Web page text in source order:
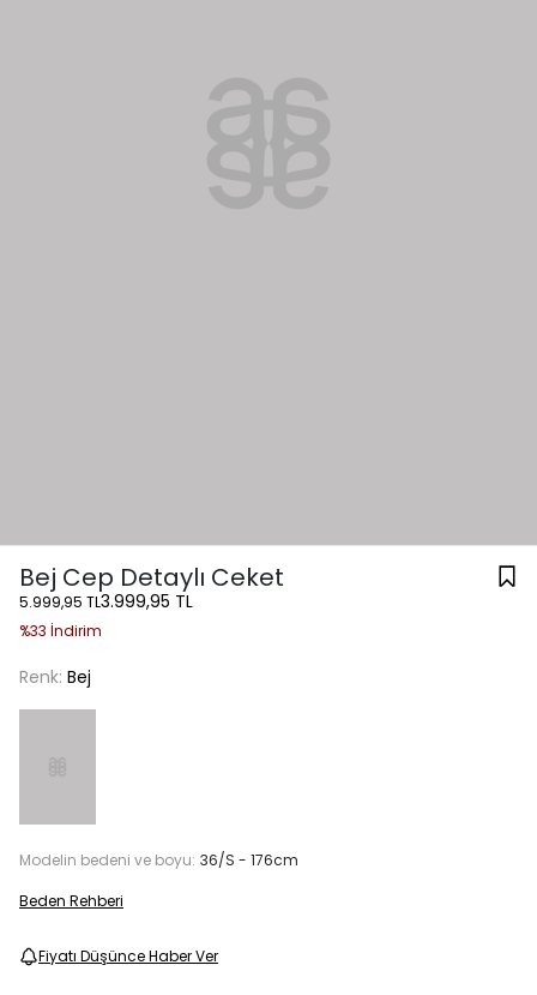
Bej Cep Detaylı Ceket
5.999,95 TL3.999,95 TL
%33 İndirim
Renk: Bej
Modelin bedeni ve boyu: 36/S - 176cm
Beden Rehberi
Fiyatı Düşünce Haber Ver